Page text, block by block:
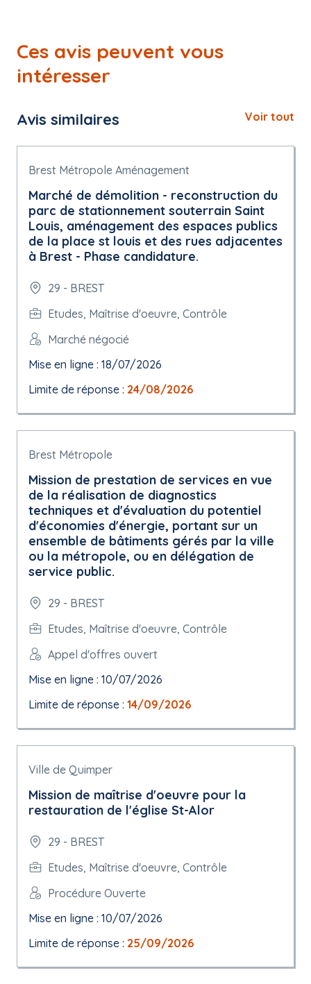
Ces avis peuvent vous
intéresser
Avis similaires Voir tout
Brest Métropole Aménagement
Marché de démolition - reconstruction du
parc de stationnement souterrain Saint
Louis, aménagement des espaces publics
de la place st louis et des rues adjacentes
à Brest - Phase candidature.
29 - BREST
Etudes, Maîtrise d'oeuvre, Contrôle
Marché négocié
Mise en ligne : 18/07/2026
Limite de réponse : 24/08/2026
Brest Métropole
Mission de prestation de services en vue
de la réalisation de diagnostics
techniques et d'évaluation du potentiel
d'économies d'énergie, portant sur un
ensemble de bâtiments gérés par la ville
ou la métropole, ou en délégation de
service public.
29 - BREST
Etudes, Maîtrise d'oeuvre, Contrôle
Appel d'offres ouvert
Mise en ligne : 10/07/2026
Limite de réponse : 14/09/2026
Ville de Quimper
Mission de maîtrise d'oeuvre pour la
restauration de l'église St-Alor
29 - BREST
Etudes, Maîtrise d'oeuvre, Contrôle
Procédure Ouverte
Mise en ligne : 10/07/2026
Limite de réponse : 25/09/2026